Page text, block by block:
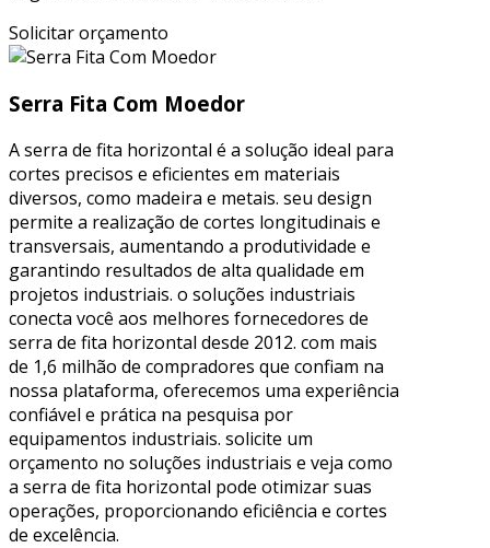
Solicitar orçamento
Serra Fita Com Moedor
A serra de fita horizontal é a solução ideal para
cortes precisos e eficientes em materiais
diversos, como madeira e metais. seu design
permite a realização de cortes longitudinais e
transversais, aumentando a produtividade e
garantindo resultados de alta qualidade em
projetos industriais. o soluções industriais
conecta você aos melhores fornecedores de
serra de fita horizontal desde 2012. com mais
de 1,6 milhão de compradores que confiam na
nossa plataforma, oferecemos uma experiência
confiável e prática na pesquisa por
equipamentos industriais. solicite um
orçamento no soluções industriais e veja como
a serra de fita horizontal pode otimizar suas
operações, proporcionando eficiência e cortes
de excelência.